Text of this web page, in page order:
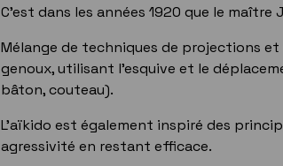
C'est dans les années 1920 que le maître
Mélange de techniques de projections
genoux, utilisant l'esquive et le
bâton, couteau).
L'aïkido est également inspiré des
agressivité en restant efficace.